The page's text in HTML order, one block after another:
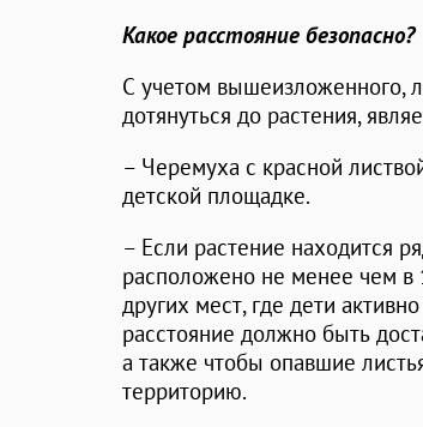
Какое расстояние безопасно?
С учетом вышеизложенного,
дотянуться до растения,
– Черемуха с красной
детской площадке.
– Если растение находится
расположено не менее чем в
других мест, где дети
расстояние должно быть
а также чтобы опавшие
территорию.